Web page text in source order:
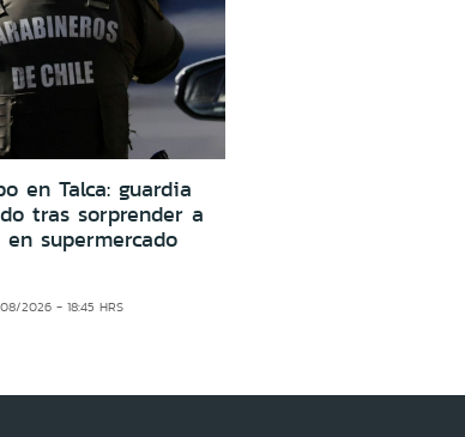
en Talca: guardia
tras sorprender a
supermercado
2026 - 18:45 HRS